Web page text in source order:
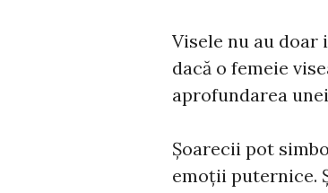
Visele nu au
dacă o femeie
aprofundarea
Șoarecii pot
emoții puternice.